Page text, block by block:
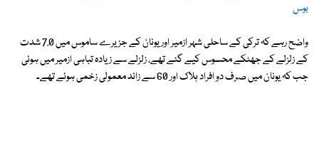
بوس
واضح رہے کہ ترکی کے ساحلی شہر ازمیر اور یونان کے جزیرے ساموس میں 7.0 شدت
کے زلزلے کے جھٹکے محسوس کیے گئے تھے، زلزلے سے زیادہ تباہی ازمیر میں ہوئی
جب کہ یونان میں صرف دو افراد ہلاک اور 60 سے زائد معمولی زخمی ہوئے تھے۔